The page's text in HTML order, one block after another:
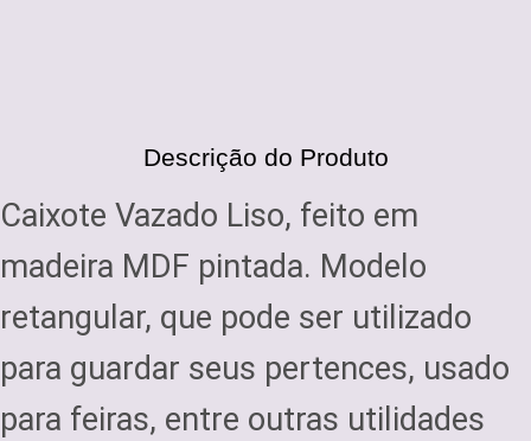
Descrição do Produto
Caixote Vazado Liso, feito em
madeira MDF pintada. Modelo
retangular, que pode ser utilizado
para guardar seus pertences, usado
para feiras, entre outras utilidades